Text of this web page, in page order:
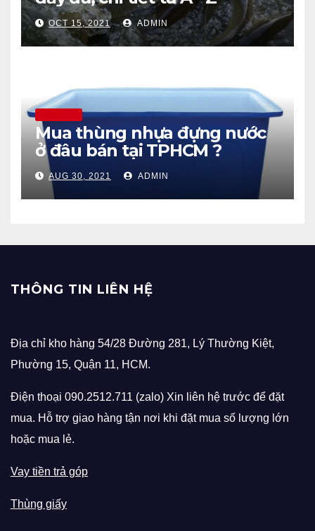
OCT 15, 2021 ADMIN
Mua thùng nhựa đựng nước
ở đâu bán tại TPHCM ?
AUG 30, 2021 ADMIN
THÔNG TIN LIÊN HỆ
Địa chỉ kho hàng 54/28 Đường 281, Lý Thường Kiệt,
Phường 15, Quận 11, HCM.
Điện thoại 090.2512.711 (zalo) Xin liên hệ trước để đặt
mua. Hỗ trợ giao hàng tận nơi khi đặt mua số lượng lớn
hoặc mua lẻ.
Vay tiền trả góp
Thùng giấy